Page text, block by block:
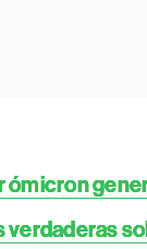
ómicron
verdaderas